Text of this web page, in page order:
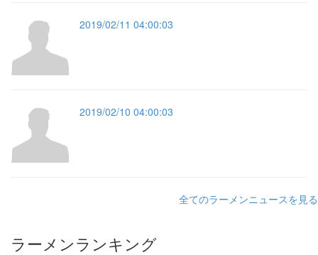
2019/02/11 04:00:03
2019/02/10 04:00:03
全てのラーメンニュースを見る
ラーメンランキング